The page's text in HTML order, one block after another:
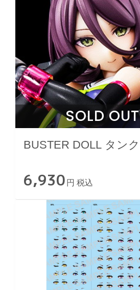
SOLD OUT
BUSTER DOLL タンク
6,930 円 税込